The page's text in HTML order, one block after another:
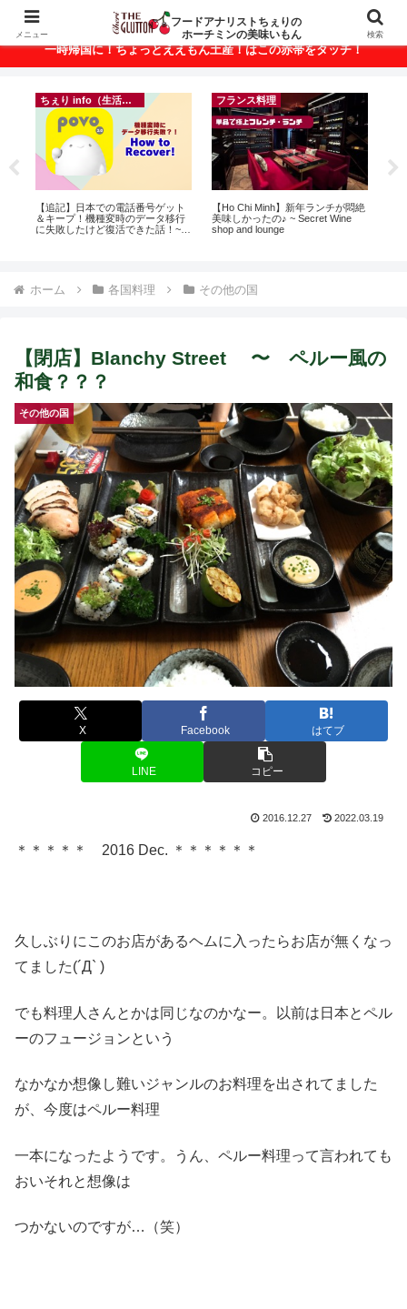
ベトナム・ホーチミンの美味いもんが満載！
一時帰国に！ちょっとええもん土産！はこの赤帯をタッチ！
ちぇり info（生活情報）
【追記】日本での電話番号ゲット
＆キープ！機種変時のデータ移行
に失敗したけど復活できた話！~
フランス料理
【Ho Chi Minh】新年ランチが悶絶
美味しかったの♪ ~ Secret Wine
shop and lounge
ホーム 各国料理 その他の国
【閉店】Blanchy Street 〜 ペルー風の
和食？？？
その他の国
X Facebook はてブ
LINE コピー
2016.12.27 2022.03.19
＊＊＊＊＊ 2016 Dec. ＊＊＊＊＊＊
久しぶりにこのお店があるヘムに入ったらお店が無くなっ
てました(´Д` )
でも料理人さんとかは同じなのかなー。以前は日本とペル
ーのフュージョンという
なかなか想像し難いジャンルのお料理を出されてました
が、今度はペルー料理
一本になったようです。うん、ペルー料理って言われても
おいそれと想像は
つかないのですが…（笑）
メニュー
フードアナリストちぇりの
ホーチミンの美味いもん
検索